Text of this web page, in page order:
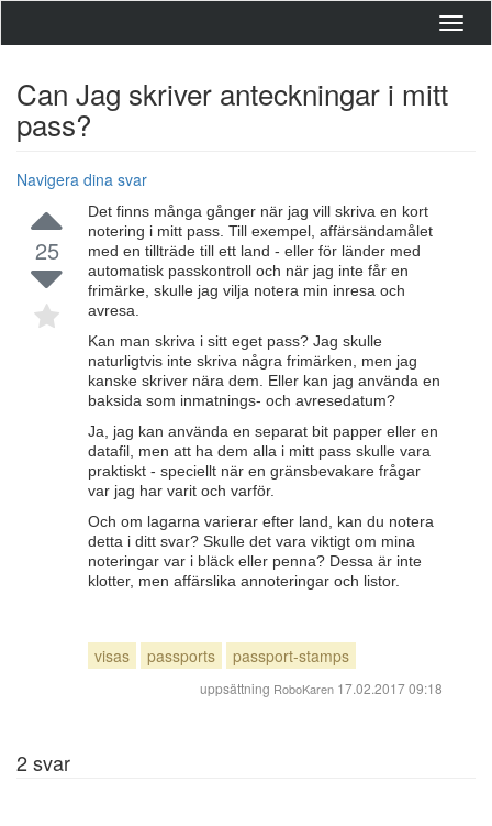
Can Jag skriver anteckningar i mitt
pass?
Navigera dina svar
25
Det finns många gånger när jag vill skriva en kort
notering i mitt pass. Till exempel, affärsändamålet
med en tillträde till ett land - eller för länder med
automatisk passkontroll och när jag inte får en
frimärke, skulle jag vilja notera min inresa och
avresa.
Kan man skriva i sitt eget pass? Jag skulle
naturligtvis inte skriva några frimärken, men jag
kanske skriver nära dem. Eller kan jag använda en
baksida som inmatnings- och avresedatum?
Ja, jag kan använda en separat bit papper eller en
datafil, men att ha dem alla i mitt pass skulle vara
praktiskt - speciellt när en gränsbevakare frågar
var jag har varit och varför.
Och om lagarna varierar efter land, kan du notera
detta i ditt svar? Skulle det vara viktigt om mina
noteringar var i bläck eller penna? Dessa är inte
klotter, men affärslika annoteringar och listor.
visas passports passport-stamps
uppsättning RoboKaren 17.02.2017 09:18
2svar